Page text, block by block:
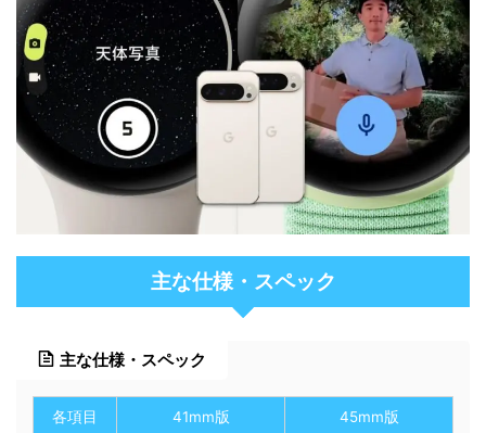
主な仕様・スペック
主な仕様・スペック
各項目 41mm版 45mm版